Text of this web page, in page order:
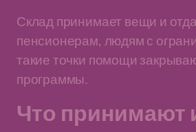
Склад принимает вещи и
пенсионерам, людям с
такие точки помощи
программы.
Что принимают